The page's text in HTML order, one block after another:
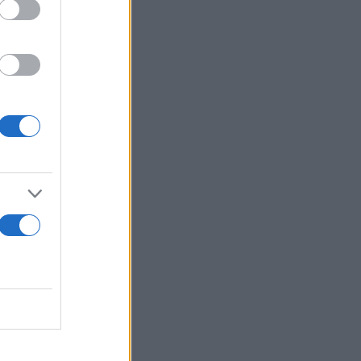
θάλασσα
λεπτών
πως